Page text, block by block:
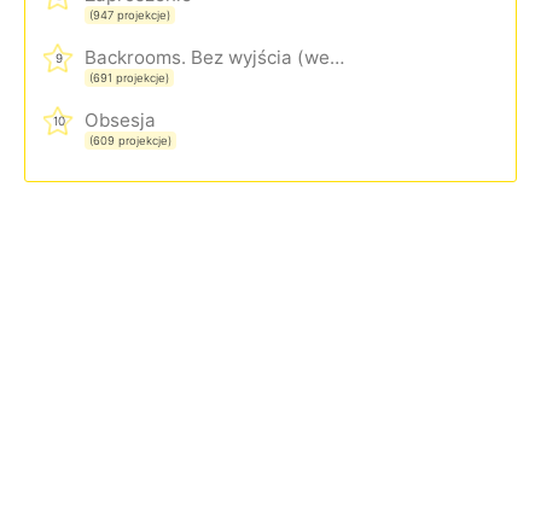
(947 projekcje)
9 Backrooms. Bez wyjścia (wersja rozszerzona)
(691 projekcje)
10 Obsesja
(609 projekcje)